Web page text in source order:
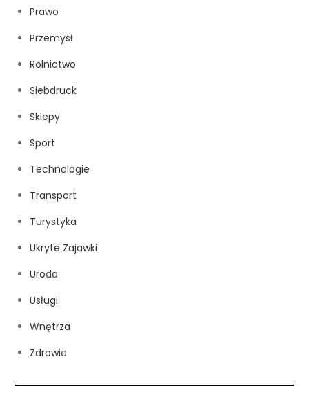
Prawo
Przemysł
Rolnictwo
Siebdruck
Sklepy
Sport
Technologie
Transport
Turystyka
Ukryte Zajawki
Uroda
Usługi
Wnętrza
Zdrowie